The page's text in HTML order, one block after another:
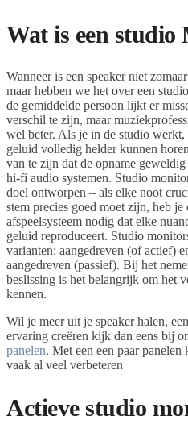
Wat is een
Wanneer is een speaker niet
maar hebben we het over een
de gemiddelde persoon lijkt er
verschil te zijn, maar
wel beter. Als je in de studio werkt,
geluid volledig helder kunnen
van te zijn dat de opname
hi-fi audio systemen. Studio
doel ontworpen – als elke noot
stem precies goed moet zijn, heb je
afspeelsysteem nodig dat elke
geluid reproduceert. Studio
varianten: aangedreven (of actief)
aangedreven (passief). Bij het
beslissing is het belangrijk om het
kennen.
Wil je meer uit je speaker halen,
ervaring creëren kijk dan eens bij
panelen. Met een een paar panelen
vaak al veel verbeteren
Actieve studio